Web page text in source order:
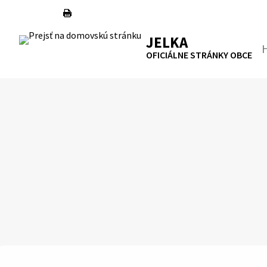
obsah
RSS Mapa Tlačiť
JELKA
OFICIÁLNE STRÁNKY OBCE